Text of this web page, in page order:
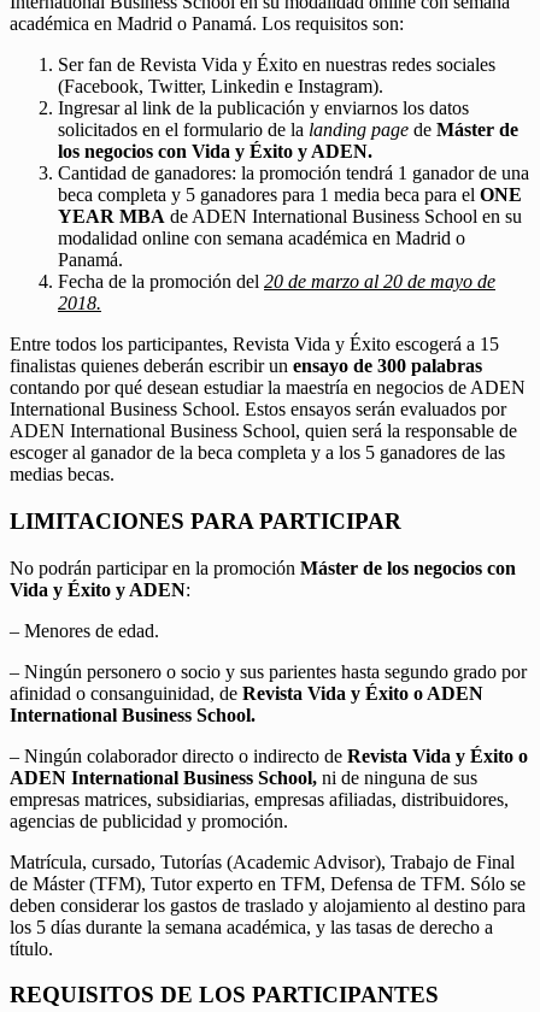
académica en Madrid o Panamá. Los requisitos son:
Ser fan de Revista Vida y Éxito en nuestras redes sociales
(Facebook, Twitter, Linkedin e Instagram).
Ingresar al link de la publicación y enviarnos los datos
solicitados en el formulario de la landing page de Máster de
los negocios con Vida y Éxito y ADEN.
Cantidad de ganadores: la promoción tendrá 1 ganador de una
beca completa y 5 ganadores para 1 media beca para el ONE
YEAR MBA de ADEN International Business School en su
modalidad online con semana académica en Madrid o
Panamá.
Fecha de la promoción del 20 de marzo al 20 de mayo de
2018.
Entre todos los participantes, Revista Vida y Éxito escogerá a 15
finalistas quienes deberán escribir un ensayo de 300 palabras
contando por qué desean estudiar la maestría en negocios de ADEN
International Business School. Estos ensayos serán evaluados por
ADEN International Business School, quien será la responsable de
escoger al ganador de la beca completa y a los 5 ganadores de las
medias becas.
LIMITACIONES PARA PARTICIPAR
No podrán participar en la promoción Máster de los negocios con
Vida y Éxito y ADEN:
– Menores de edad.
– Ningún personero o socio y sus parientes hasta segundo grado por
afinidad o consanguinidad, de Revista Vida y Éxito o ADEN
International Business School.
– Ningún colaborador directo o indirecto de Revista Vida y Éxito o
ADEN International Business School, ni de ninguna de sus
empresas matrices, subsidiarias, empresas afiliadas, distribuidores,
agencias de publicidad y promoción.
Matrícula, cursado, Tutorías (Academic Advisor), Trabajo de Final
de Máster (TFM), Tutor experto en TFM, Defensa de TFM. Sólo se
deben considerar los gastos de traslado y alojamiento al destino para
los 5 días durante la semana académica, y las tasas de derecho a
título.
REQUISITOS DE LOS PARTICIPANTES